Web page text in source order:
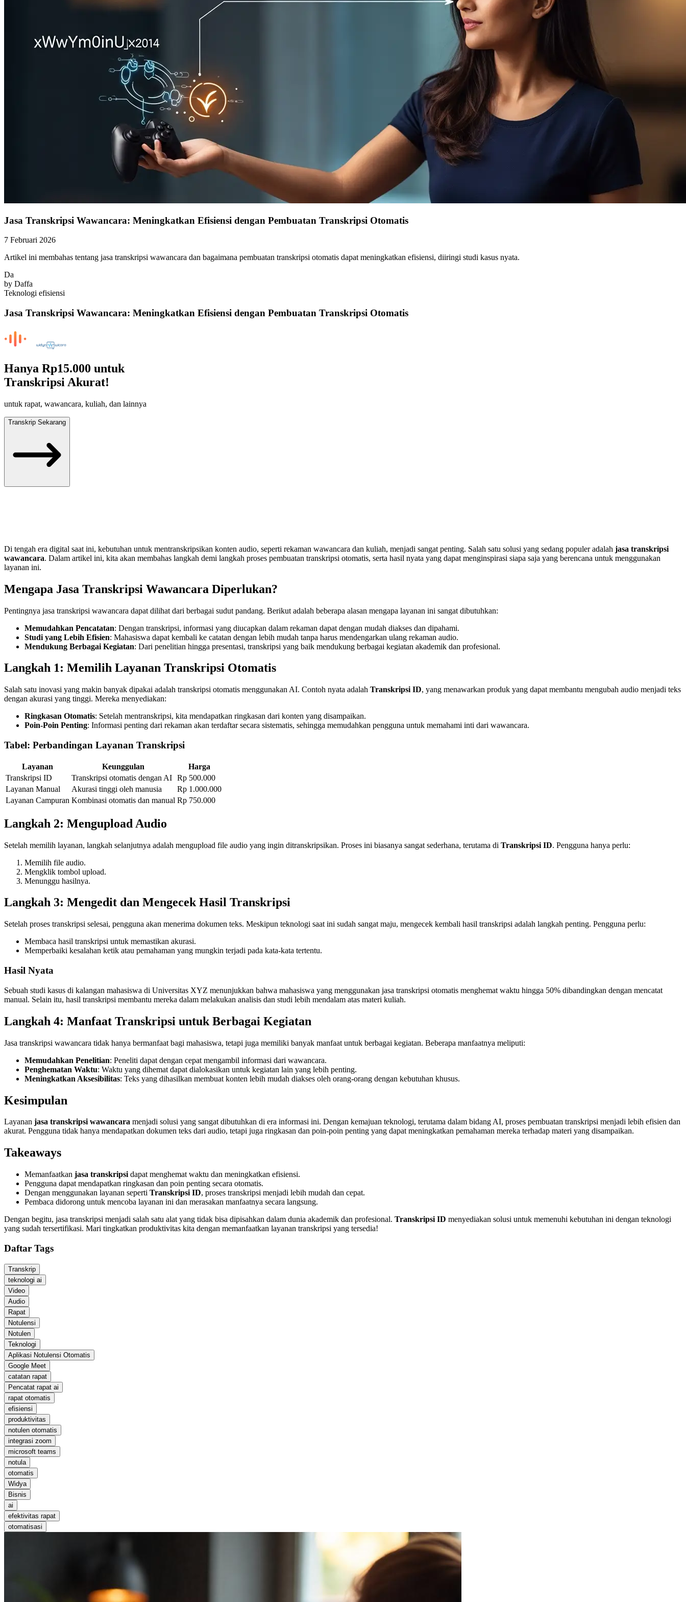
Jasa Transkripsi Wawancara: Meningkatkan Efisiensi dengan Pembuatan Transkripsi Otomatis
7 Februari 2026
Artikel ini membahas tentang jasa transkripsi wawancara dan bagaimana pembuatan transkripsi otomatis dapat meningkatkan efisiensi, diiringi studi kasus nyata.
Da
by Daffa
Teknologi efisiensi
Jasa Transkripsi Wawancara: Meningkatkan Efisiensi dengan Pembuatan Transkripsi Otomatis
Hanya Rp15.000 untuk
Transkripsi Akurat!
untuk rapat, wawancara, kuliah, dan lainnya
Transkrip Sekarang
Di tengah era digital saat ini, kebutuhan untuk mentranskripsikan konten audio, seperti rekaman wawancara dan kuliah, menjadi sangat penting. Salah satu solusi yang sedang populer adalah jasa transkripsi
wawancara. Dalam artikel ini, kita akan membahas langkah demi langkah proses pembuatan transkripsi otomatis, serta hasil nyata yang dapat menginspirasi siapa saja yang berencana untuk menggunakan
layanan ini.
Mengapa Jasa Transkripsi Wawancara Diperlukan?
Pentingnya jasa transkripsi wawancara dapat dilihat dari berbagai sudut pandang. Berikut adalah beberapa alasan mengapa layanan ini sangat dibutuhkan:
Memudahkan Pencatatan: Dengan transkripsi, informasi yang diucapkan dalam rekaman dapat dengan mudah diakses dan dipahami.
Studi yang Lebih Efisien: Mahasiswa dapat kembali ke catatan dengan lebih mudah tanpa harus mendengarkan ulang rekaman audio.
Mendukung Berbagai Kegiatan: Dari penelitian hingga presentasi, transkripsi yang baik mendukung berbagai kegiatan akademik dan profesional.
Langkah 1: Memilih Layanan Transkripsi Otomatis
Salah satu inovasi yang makin banyak dipakai adalah transkripsi otomatis menggunakan AI. Contoh nyata adalah Transkripsi ID, yang menawarkan produk yang dapat membantu mengubah audio menjadi teks
dengan akurasi yang tinggi. Mereka menyediakan:
Ringkasan Otomatis: Setelah mentranskripsi, kita mendapatkan ringkasan dari konten yang disampaikan.
Poin-Poin Penting: Informasi penting dari rekaman akan terdaftar secara sistematis, sehingga memudahkan pengguna untuk memahami inti dari wawancara.
Tabel: Perbandingan Layanan Transkripsi
Layanan Keunggulan
Harga
Transkripsi ID
Transkripsi otomatis dengan AI Rp 500.000
Layanan Manual
Akurasi tinggi oleh manusia
Rp 1.000.000
Layanan Campuran Kombinasi otomatis dan manual Rp 750.000
Langkah 2: Mengupload Audio
Setelah memilih layanan, langkah selanjutnya adalah mengupload file audio yang ingin ditranskripsikan. Proses ini biasanya sangat sederhana, terutama di Transkripsi ID. Pengguna hanya perlu:
Memilih file audio.
Mengklik tombol upload.
Menunggu hasilnya.
Langkah 3: Mengedit dan Mengecek Hasil Transkripsi
Setelah proses transkripsi selesai, pengguna akan menerima dokumen teks. Meskipun teknologi saat ini sudah sangat maju, mengecek kembali hasil transkripsi adalah langkah penting. Pengguna perlu:
Membaca hasil transkripsi untuk memastikan akurasi.
Memperbaiki kesalahan ketik atau pemahaman yang mungkin terjadi pada kata-kata tertentu.
Hasil Nyata
Sebuah studi kasus di kalangan mahasiswa di Universitas XYZ menunjukkan bahwa mahasiswa yang menggunakan jasa transkripsi otomatis menghemat waktu hingga 50% dibandingkan dengan mencatat
manual. Selain itu, hasil transkripsi membantu mereka dalam melakukan analisis dan studi lebih mendalam atas materi kuliah.
Langkah 4: Manfaat Transkripsi untuk Berbagai Kegiatan
Jasa transkripsi wawancara tidak hanya bermanfaat bagi mahasiswa, tetapi juga memiliki banyak manfaat untuk berbagai kegiatan. Beberapa manfaatnya meliputi:
Memudahkan Penelitian: Peneliti dapat dengan cepat mengambil informasi dari wawancara.
Penghematan Waktu: Waktu yang dihemat dapat dialokasikan untuk kegiatan lain yang lebih penting.
Meningkatkan Aksesibilitas: Teks yang dihasilkan membuat konten lebih mudah diakses oleh orang-orang dengan kebutuhan khusus.
Kesimpulan
Layanan jasa transkripsi wawancara menjadi solusi yang sangat dibutuhkan di era informasi ini. Dengan kemajuan teknologi, terutama dalam bidang AI, proses pembuatan transkripsi menjadi lebih efisien dan
akurat. Pengguna tidak hanya mendapatkan dokumen teks dari audio, tetapi juga ringkasan dan poin-poin penting yang dapat meningkatkan pemahaman mereka terhadap materi yang disampaikan.
Takeaways
Memanfaatkan jasa transkripsi dapat menghemat waktu dan meningkatkan efisiensi.
Pengguna dapat mendapatkan ringkasan dan poin penting secara otomatis.
Dengan menggunakan layanan seperti Transkripsi ID, proses transkripsi menjadi lebih mudah dan cepat.
Pembaca didorong untuk mencoba layanan ini dan merasakan manfaatnya secara langsung.
Dengan begitu, jasa transkripsi menjadi salah satu alat yang tidak bisa dipisahkan dalam dunia akademik dan profesional. Transkripsi ID menyediakan solusi untuk memenuhi kebutuhan ini dengan teknologi
yang sudah tersertifikasi. Mari tingkatkan produktivitas kita dengan memanfaatkan layanan transkripsi yang tersedia!
Daftar Tags
Transkrip
teknologi ai
Video
Audio
Rapat
Notulensi
Notulen
Teknologi
Aplikasi Notulensi Otomatis
Google Meet
catatan rapat
Pencatat rapat ai
rapat otomatis
efisiensi
produktivitas
notulen otomatis
integrasi zoom
microsoft teams
notula
otomatis
Widya
Bisnis
ai
efektivitas rapat
otomatisasi